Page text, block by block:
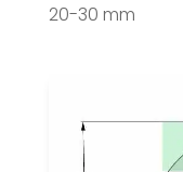
20-30 mm